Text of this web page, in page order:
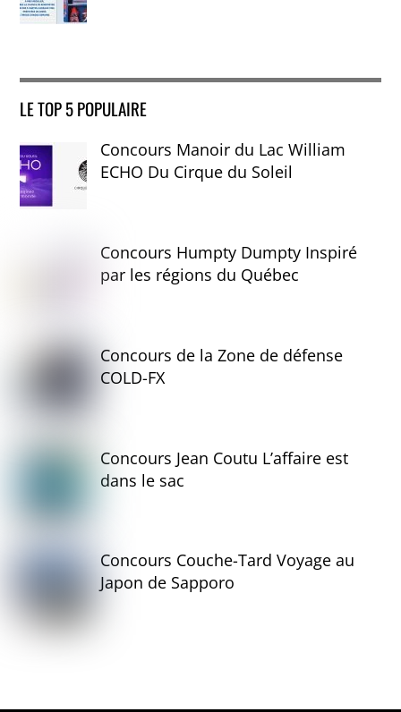
LE TOP 5 POPULAIRE
Concours Manoir du Lac William
ECHO Du Cirque du Soleil
Concours Humpty Dumpty Inspiré
par les régions du Québec
Concours de la Zone de défense
COLD-FX
Concours Jean Coutu L’affaire est
dans le sac
Concours Couche-Tard Voyage au
Japon de Sapporo